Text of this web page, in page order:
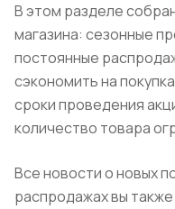
В этом разделе
магазина: сезонные
постоянные
сэкономить на
сроки проведения
количество товара
Все новости о новых
распродажах вы